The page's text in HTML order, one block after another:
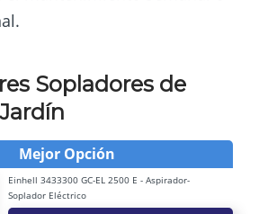
Sopladores de
Mejor Opción
Einhell 3433300 GC-EL 2500 E - Aspirador-
Soplador Eléctrico